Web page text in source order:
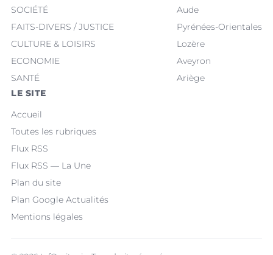
SOCIÉTÉ
FAITS-DIVERS / JUSTICE
CULTURE & LOISIRS
ECONOMIE
SANTÉ
Aude
Pyrénées-Orientales
Lozère
Aveyron
Ariège
LE SITE
Accueil
Toutes les rubriques
Flux RSS
Flux RSS — La Une
Plan du site
Plan Google Actualités
Mentions légales